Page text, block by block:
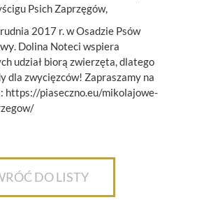
Psich Zaprzęgów,
2017 r. w Osadzie Psów
. Dolina Noteci wspiera
udział biorą zwierzęta, dlatego
dla zwycięzców! Zapraszamy na
https://piaseczno.eu/mikolajowe-
DO LISTY